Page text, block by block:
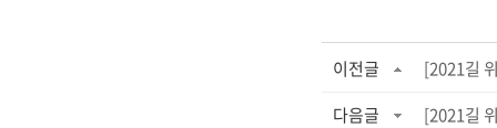
이전글
[2021길
다음글
[2021길